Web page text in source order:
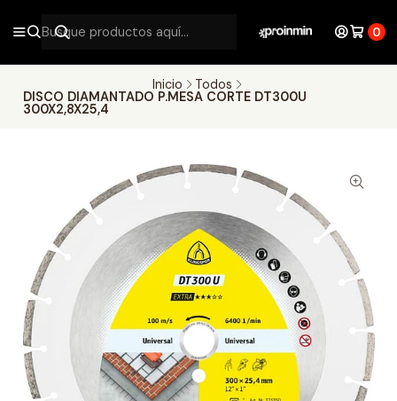
0
Inicio
Todos
DISCO DIAMANTADO P.MESA CORTE DT300U
300X2,8X25,4